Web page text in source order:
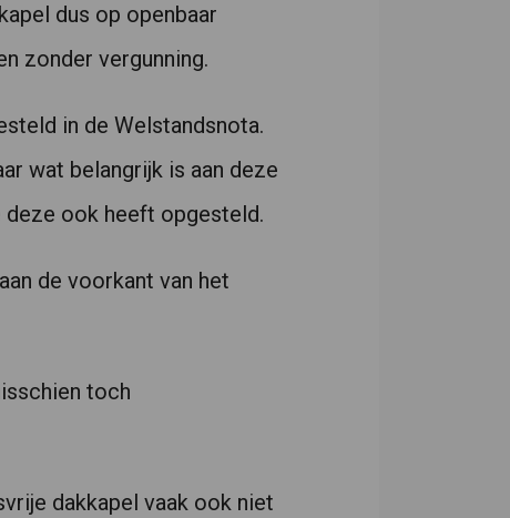
dus op openbaar
zonder vergunning.
in de Welstandsnota.
wat belangrijk is aan deze
deze ook heeft opgesteld.
de voorkant van het
toch
dakkapel vaak ook niet